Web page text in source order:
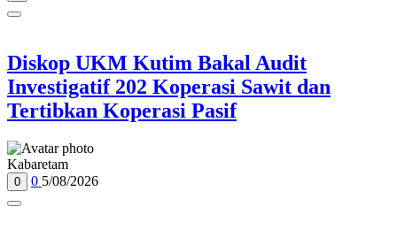
Diskop UKM Kutim Bakal Audit
Investigatif 202 Koperasi Sawit dan
Tertibkan Koperasi Pasif
Kabaretam
0 0 5/08/2026